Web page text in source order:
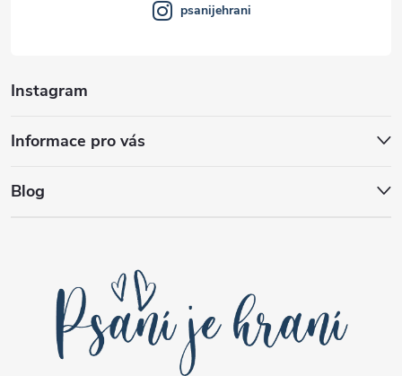
Instagram
Informace pro vás
Blog
psanijehrani